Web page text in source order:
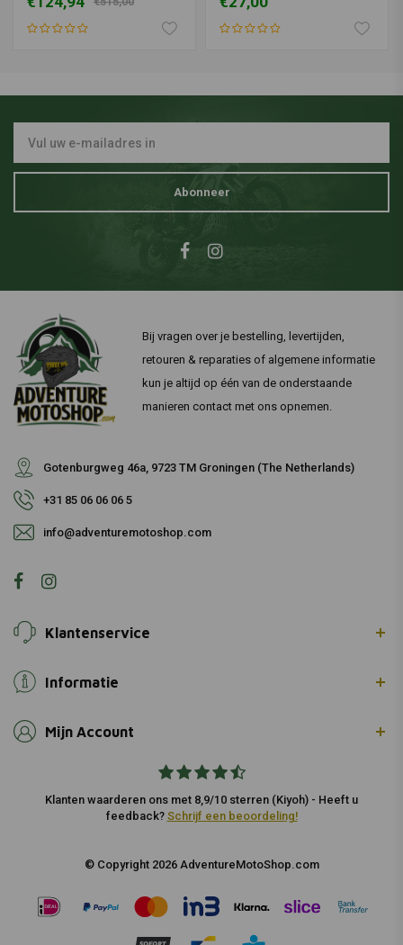
Abonneer
Bij vragen over je bestelling, levertijden,
retouren & reparaties of algemene informatie
kun je altijd op één van de onderstaande
manieren contact met ons opnemen.
Gotenburgweg 46a, 9723 TM Groningen (The Netherlands)
+31 85 06 06 06 5
info@adventuremotoshop.com
Klantenservice
Informatie
Mijn Account
Klanten waarderen ons met 8,9/10 sterren (Kiyoh) - Heeft u
feedback? Schrijf een beoordeling!
© Copyright 2026 AdventureMotoShop.com